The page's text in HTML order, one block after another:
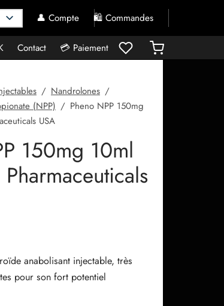
👤 Compte 🛍️ Commandes
Contact 💳 Paiement
/ Nandrolones /
(NPP) / Pheno NPP 150mg
USA
150mg 10ml
:
anabolisant injectable, très
pour son fort potentiel